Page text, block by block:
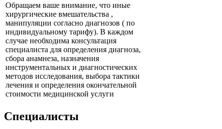
Обращаем ваше внимание, что иные
хирургические вмешательства ,
манипуляции согласно диагнозов ( по
индивидуальному тарифу). В каждом
случае необходима консультация
специалиста для определения диагноза,
сбора анамнеза, назначения
инструментальных и диагностических
методов исследования, выбора тактики
лечения и определения окончательной
стоимости медицинской услуги
Специалисты